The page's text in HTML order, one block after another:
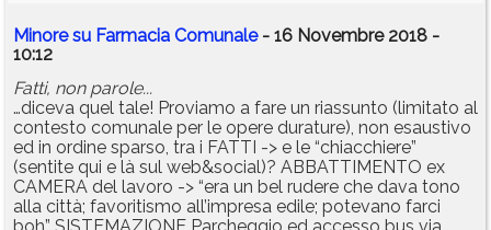
Minore su Farmacia Comunale- 16 Novembre 2018 -
10:12
Fatti, non parole...
…diceva quel tale! Proviamo a fare un riassunto (limitato al
contesto comunale per le opere durature), non esaustivo
ed in ordine sparso, tra i FATTI -> e le “chiacchiere”
(sentite qui e là sul web&social)? ABBATTIMENTO ex
CAMERA del lavoro -> “era un bel rudere che dava tono
alla città; favoritismo all’impresa edile; potevano farci